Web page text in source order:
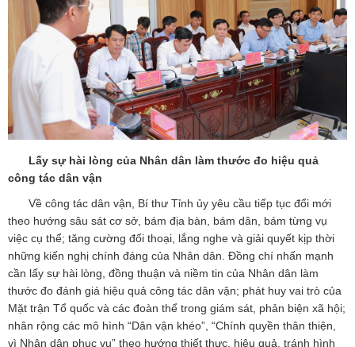
Lấy sự hài lòng của Nhân dân làm thước đo hiệu quả
công tác dân vận
Về công tác dân vận, Bí thư Tỉnh ủy yêu cầu tiếp tục đổi mới
theo hướng sâu sát cơ sở, bám địa bàn, bám dân, bám từng vụ
việc cụ thể; tăng cường đối thoại, lắng nghe và giải quyết kịp thời
những kiến nghị chính đáng của Nhân dân. Đồng chí nhấn mạnh
cần lấy sự hài lòng, đồng thuận và niềm tin của Nhân dân làm
thước đo đánh giá hiệu quả công tác dân vận; phát huy vai trò của
Mặt trận Tổ quốc và các đoàn thể trong giám sát, phản biện xã hội;
nhân rộng các mô hình “Dân vận khéo”, “Chính quyền thân thiện,
vì Nhân dân phục vụ” theo hướng thiết thực, hiệu quả, tránh hình